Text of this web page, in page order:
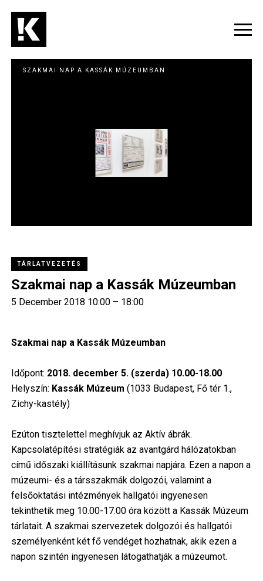
main
content
SZAKMAI NAP A KASSÁK MÚZEUMBAN
TÁRLATVEZETÉS
Szakmai nap a Kassák Múzeumban
5 December 2018 10:00 – 18:00
Szakmai nap a Kassák Múzeumban
Időpont: 2018. december 5. (szerda) 10.00-18.00
Helyszín: Kassák Múzeum (1033 Budapest, Fő tér 1.,
Zichy-kastély)
Ezúton tisztelettel meghívjuk az Aktív ábrák.
Kapcsolatépítési stratégiák az avantgárd hálózatokban
című időszaki kiállításunk szakmai napjára. Ezen a napon a
múzeumi- és a társszakmák dolgozói, valamint a
felsőoktatási intézmények hallgatói ingyenesen
tekinthetik meg 10.00-17.00 óra között a Kassák Múzeum
tárlatait. A szakmai szervezetek dolgozói és hallgatói
személyenként két fő vendéget hozhatnak, akik ezen a
napon szintén ingyenesen látogathatják a múzeumot.